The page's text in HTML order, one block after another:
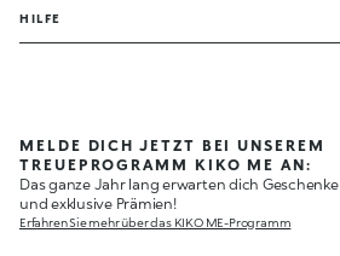
HILFE
MELDE DICH JETZT BEI UNSEREM
TREUEPROGRAMM KIKO ME AN:
Das ganze Jahr lang erwarten dich Geschenke
und exklusive Prämien!
Erfahren Sie mehr über das KIKO ME-Programm